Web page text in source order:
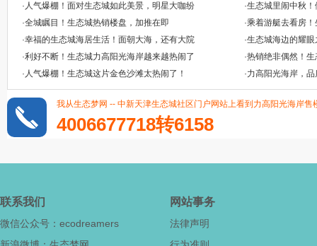
· 人气爆棚！面对生态城如此美景，明星大咖纷 ·生态城里闹中秋
·全城瞩目！生态城热销楼盘，加推在即 ·乘着游艇去看房
·幸福的生态城海居生活！面朝大海，还有大院 ·生态城海边的耀
·利好不断！生态城力高阳光海岸越来越热闹了 ·热销绝非偶然！
· 人气爆棚！生态城这片金色沙滩太热闹了！ ·力高阳光海岸，
我从生态梦网 -- 中新天津生态城社区门户网站上看到力高阳光海岸售
4006677718转6158
联系我们
微信公众号：ecodreamers
网站事务
法律声明